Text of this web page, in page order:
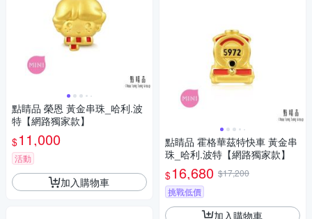
點睛品 榮恩 黃金串珠_哈利.波
特【網路獨家款】
$11,000
活動
加入購物車
點睛品 霍格華茲特快車 黃金串
珠_哈利.波特【網路獨家款】
$16,680 $17,200
挑戰低價
加入購物車